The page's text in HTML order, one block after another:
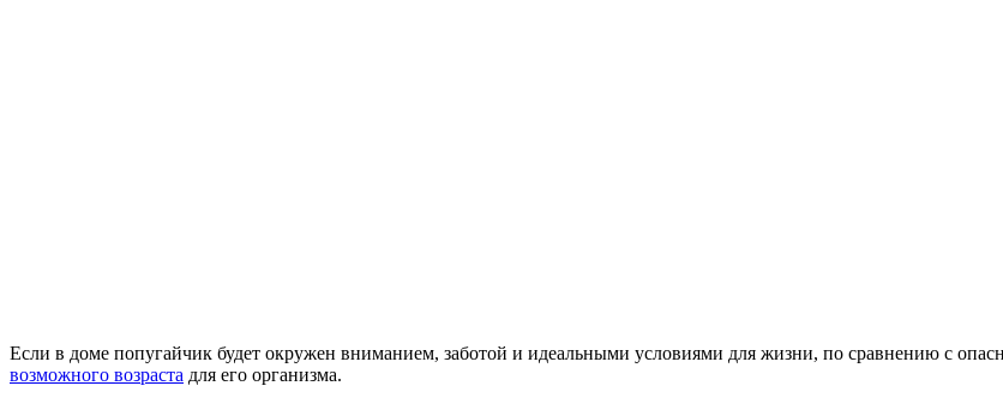
Если в доме попугайчик будет окружен вниманием, заботой и идеальными условиями для жизни, по сравнению с
возможного возраста для его организма.